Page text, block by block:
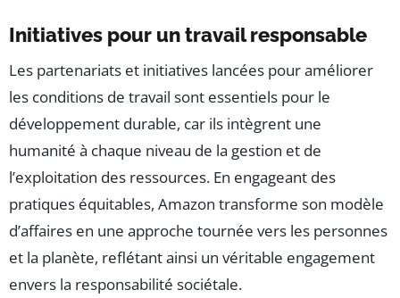
Initiatives pour un travail responsable
Les partenariats et initiatives lancées pour améliorer
les conditions de travail sont essentiels pour le
développement durable, car ils intègrent une
humanité à chaque niveau de la gestion et de
l’exploitation des ressources. En engageant des
pratiques équitables, Amazon transforme son modèle
d’affaires en une approche tournée vers les personnes
et la planète, reflétant ainsi un véritable engagement
envers la responsabilité sociétale.